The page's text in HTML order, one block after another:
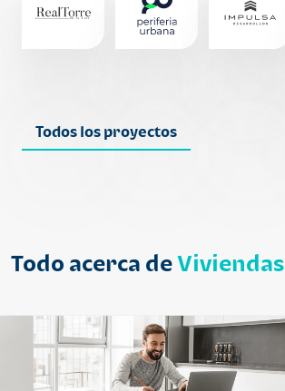
Todos los proyectos
Todo acerca deViviendas